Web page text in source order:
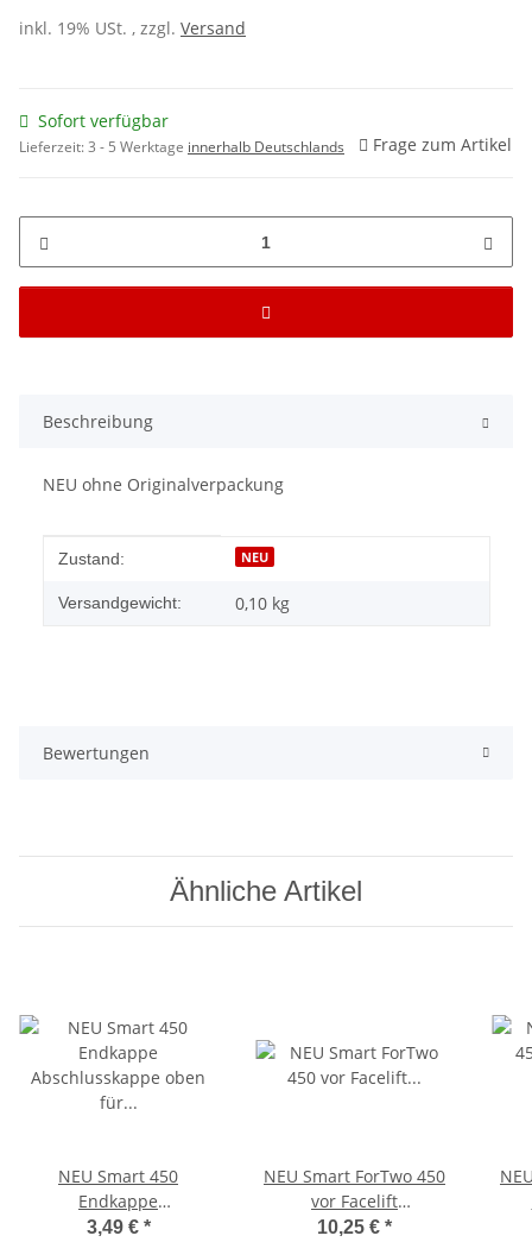
inkl. 19% USt. , zzgl. Versand
Sofort verfügbar
Lieferzeit:3 - 5 Werktage innerhalb Deutschlands Frage zum Artikel
Beschreibung
NEU ohne Originalverpackung
Produkteigenschaft
Wert
Zustand: NEU
Versandgewicht: 0,10 kg
Bewertungen
Ähnliche Artikel
NEU Smart 450
Endkappe
Abschlusskappe oben
3,49 € *
NEU Smart ForTwo 450
vor Facelift
Schlüsselgehäuse mit
10,25 € *